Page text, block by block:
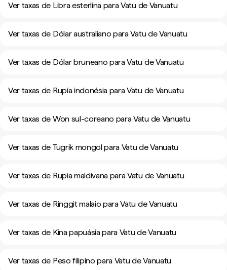
Ver taxas de Libra esterlina para Vatu de Vanuatu
Ver taxas de Dólar australiano para Vatu de Vanuatu
Ver taxas de Dólar bruneano para Vatu de Vanuatu
Ver taxas de Rupia indonésia para Vatu de Vanuatu
Ver taxas de Won sul-coreano para Vatu de Vanuatu
Ver taxas de Tugrik mongol para Vatu de Vanuatu
Ver taxas de Rupia maldivana para Vatu de Vanuatu
Ver taxas de Ringgit malaio para Vatu de Vanuatu
Ver taxas de Kina papuásia para Vatu de Vanuatu
Ver taxas de Peso filipino para Vatu de Vanuatu